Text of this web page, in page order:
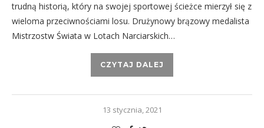
trudną historią, który na swojej sportowej ścieżce mierzył się z
wieloma przeciwnościami losu. Drużynowy brązowy medalista
Mistrzostw Świata w Lotach Narciarskich…
CZYTAJ DALEJ
13 stycznia, 2021